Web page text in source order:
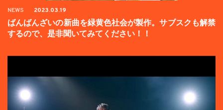
NEWS 2023.03.19
ばんばんざいの新曲を緑黄色社会が製作。サブスクも解禁
するので、是非聞いてみてください！！